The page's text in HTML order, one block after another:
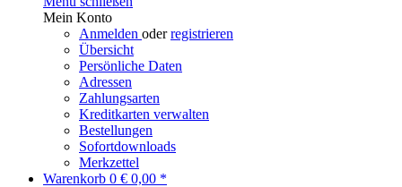
Mein Konto
Anmelden oderregistrieren
Übersicht
Persönliche Daten
Adressen
Zahlungsarten
Kreditkarten verwalten
Bestellungen
Sofortdownloads
Merkzettel
Warenkorb 0 € 0,00 *